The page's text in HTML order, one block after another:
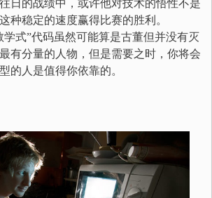
日的战绩中，或许他对技术的悟性不是
种稳定的速度赢得比赛的胜利。
学式”代码虽然可能算是古董但并没有灭
有分量的人物，但是需要之时，你将会
的人是值得你依靠的。